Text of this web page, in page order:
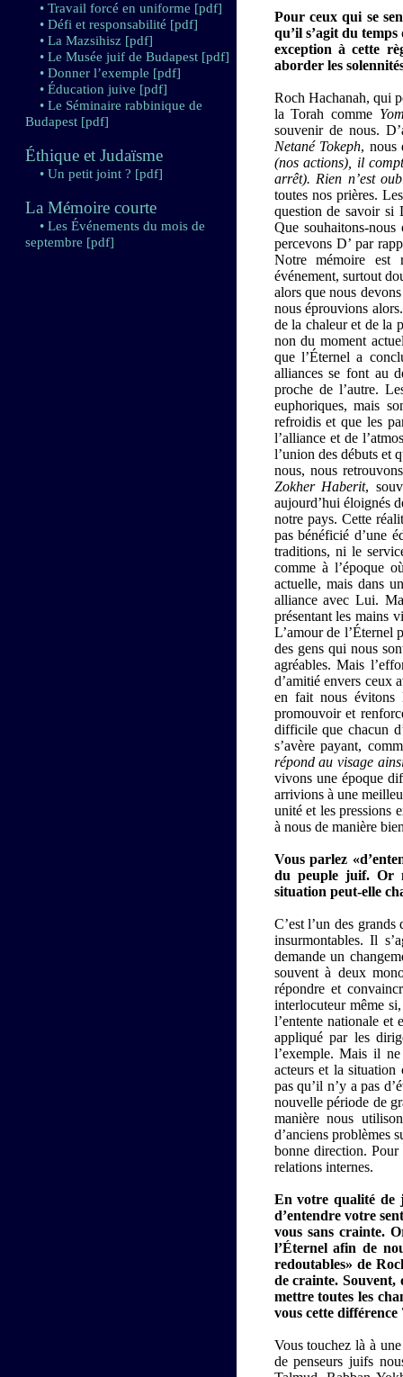
• Travail forcé en uniforme [pdf]
• Défi et responsabilité [pdf]
• La Mazsihisz [pdf]
• Le Musée juif de Budapest [pdf]
• Donner l’exemple [pdf]
• Éducation juive [pdf]
• Le Séminaire rabbinique de
Budapest [pdf]
Éthique et Judaïsme
• Un petit joint ? [pdf]
La Mémoire courte
• Les Événements du mois de
septembre [pdf]
Pour ceux qui se
qu’il s’agit du
exception à cette
aborder les
Roch Hachanah, qui
la Torah comme
souvenir de nous.
Netané Tokeph, nous
(nos actions), il
arrêt). Rien n’est
toutes nos prières.
question de savoir si
Que souhaitons-
percevons D’ par
Notre mémoire est
événement, surtout
alors que nous
nous éprouvions
de la chaleur et de la
non du moment
que l’Éternel a
alliances se font au
proche de l’autre.
euphoriques, mais
refroidis et que les
l’alliance et de
l’union des débuts et
nous, nous
Zokher Haberit,
aujourd’hui éloignés
notre pays. Cette
pas bénéficié d’une
traditions, ni le
comme à l’époque
actuelle, mais dans
alliance avec Lui.
présentant les mains
L’amour de l’Éternel
des gens qui nous
agréables. Mais
d’amitié envers ceux
en fait nous évitons
promouvoir et
difficile que chacun
s’avère payant,
répond au visage
vivons une époque
arrivions à une
unité et les pressions
à nous de manière
Vous parlez
du peuple juif. Or
situation peut-elle
C’est l’un des
insurmontables. Il
demande un
souvent à deux
répondre et
interlocuteur même
l’entente nationale
appliqué par les
l’exemple. Mais il
acteurs et la situation
pas qu’il n’y a pas
nouvelle période de
manière nous
d’anciens problèmes
bonne direction. Pour
relations internes.
En votre qualité de
d’entendre votre
vous sans crainte.
l’Éternel afin de
redoutables» de
de crainte.
mettre toutes les
vous cette différence
Vous touchez là à
de penseurs juifs